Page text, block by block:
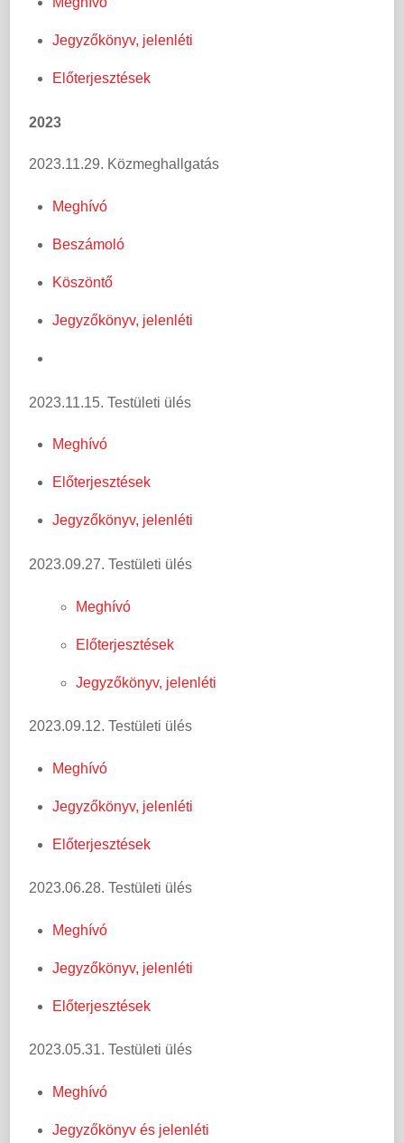
Jegyzőkönyv, jelenléti
Előterjesztések
2023
2023.11.29. Közmeghallgatás
Meghívó
Beszámoló
Köszöntő
Jegyzőkönyv, jelenléti
2023.11.15. Testületi ülés
Meghívó
Előterjesztések
Jegyzőkönyv, jelenléti
2023.09.27. Testületi ülés
Meghívó
Előterjesztések
Jegyzőkönyv, jelenléti
2023.09.12. Testületi ülés
Meghívó
Jegyzőkönyv, jelenléti
Előterjesztések
2023.06.28. Testületi ülés
Meghívó
Jegyzőkönyv, jelenléti
Előterjesztések
2023.05.31. Testületi ülés
Meghívó
Jegyzőkönyv és jelenléti